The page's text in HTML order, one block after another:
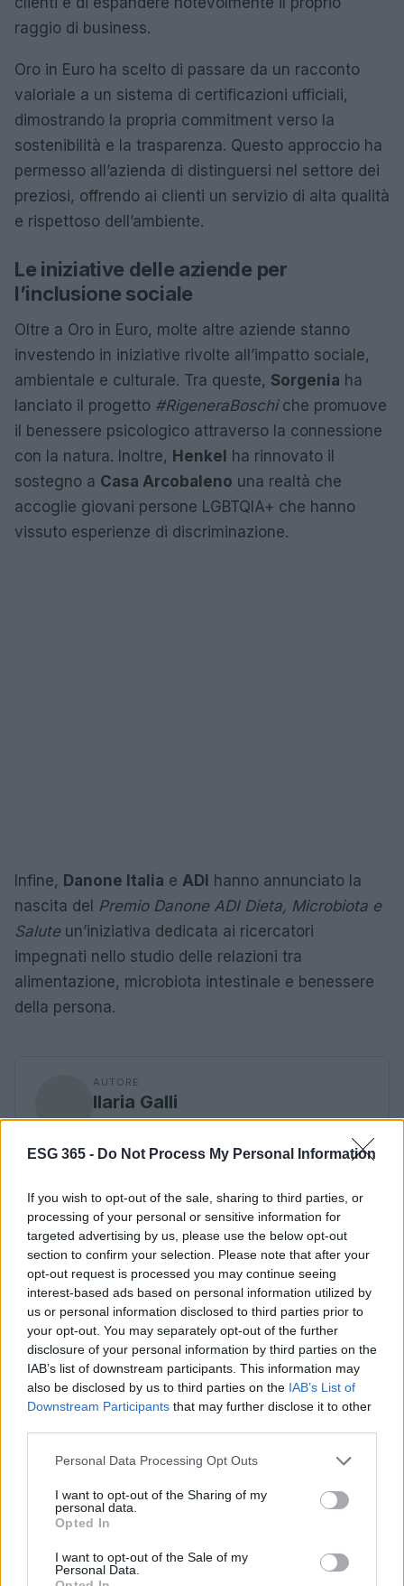
ESG 365 - Do Not Process My Personal Information
If you wish to opt-out of the sale, sharing to third parties, or
processing of your personal or sensitive information for
targeted advertising by us, please use the below opt-out
section to confirm your selection. Please note that after your
opt-out request is processed you may continue seeing
interest-based ads based on personal information utilized by
us or personal information disclosed to third parties prior to
your opt-out. You may separately opt-out of the further
disclosure of your personal information by third parties on the
IAB’s list of downstream participants. This information may
also be disclosed by us to third parties on the IAB’s List of
Downstream Participants that may further disclose it to other
Please note that this website/app uses one or more Google
not limited to your visit or usage behaviour. You may click to
grant or deny consent to Google and its third-party tags to
use your data for below specified purposes in below Google
consent section.
Personal Data Processing Opt Outs
I want to opt-out of the Sharing of my
personal data.
Opted In
I want to opt-out of the Sale of my
Personal Data.
raggio di business.
Oro in Euro ha scelto di passare da un racconto
valoriale a un sistema di certificazioni ufficiali,
dimostrando la propria commitment verso la
sostenibilità e la trasparenza. Questo approccio ha
permesso all’azienda di distinguersi nel settore dei
preziosi, offrendo ai clienti un servizio di alta qualità
e rispettoso dell’ambiente.
Le iniziative delle aziende per
l’inclusione sociale
Oltre a Oro in Euro, molte altre aziende stanno
investendo in iniziative rivolte all’impatto sociale,
ambientale e culturale. Tra queste, Sorgenia ha
lanciato il progetto #RigeneraBoschiche promuove
il benessere psicologico attraverso la connessione
con la natura. Inoltre, Henkel
ha rinnovato il
sostegno a Casa Arcobaleno una realtà che
accoglie giovani persone LGBTQIA+ che hanno
vissuto esperienze di discriminazione.
Infine, Danone Italia e ADI hanno annunciato la
nascita del Premio Danone ADI Dieta, Microbiota e
Saluteun’iniziativa dedicata ai ricercatori
impegnati nello studio delle relazioni tra
alimentazione, microbiota intestinale e benessere
della persona.
AUTORE
Ilaria Galli
caso amministrativo triestino dopo accessi agli
atti al Municipio, sostenendo la linea editoriale
un tratto unico: colleziona verbali storici del
Porto Vecchio.